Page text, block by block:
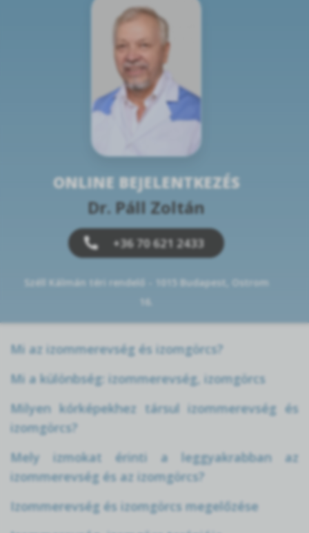
ONLINE BEJELENTKEZÉS
Dr. Páll Zoltán
+36 70 621 2433
Széll Kálmán téri rendelő - 1015 Budapest, Ostrom
16.
Mi az izommerevség és izomgörcs?
Mi a különbség: izommerevség, izomgörcs
Milyen kórképekhez társul izommerevség és
izomgörcs?
Mely izmokat érinti a leggyakrabban az
izommerevség és az izomgörcs?
Izommerevség és izomgörcs megelőzése